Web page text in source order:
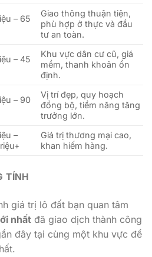
– 65
Giao thông thuận tiện,
phù hợp ở thực và đầu
tư an toàn.
– 45
Khu vực dân cư cũ, giá
mềm, thanh khoản ổn
định.
– 90
Vị trí đẹp, quy hoạch
đồng bộ, tiềm năng tăng
trưởng lớn.
–
Giá trị thương mại cao,
khan hiếm hàng.
TÍNH
giá trị lô đất bạn quan tâm
nhất đã giao dịch thành công
đây tại cùng một khu vực để